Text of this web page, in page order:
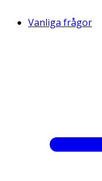
Vanliga frågor